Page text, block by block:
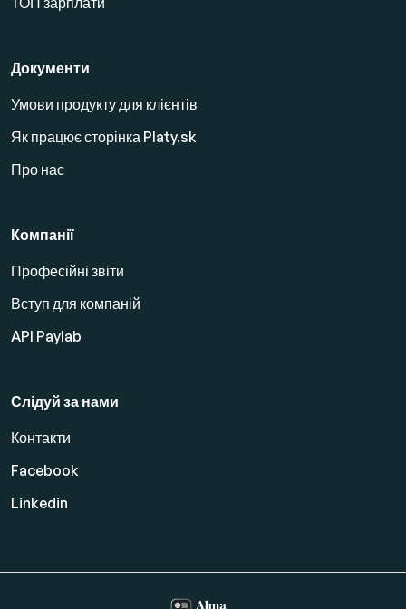
Документи
Умови продукту для клієнтів
Як працює сторінка Platy.sk
Про нас
Компанії
Професійні звіти
Вступ для компаній
API Paylab
Слідуй за нами
Контакти
Facebook
Linkedin